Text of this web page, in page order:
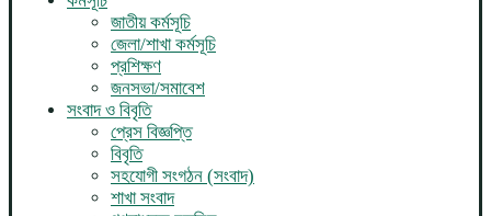
জাতীয় কর্মসূচি
জেলা/শাখা কর্মসূচি
প্রশিক্ষণ
জনসভা/সমাবেশ
সংবাদ ও বিবৃতি
প্রেস বিজ্ঞপ্তি
বিবৃতি
সহযোগী সংগঠন (সংবাদ)
শাখা সংবাদ